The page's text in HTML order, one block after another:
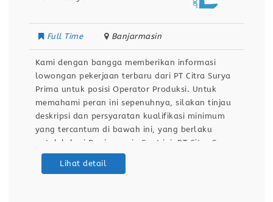
Full Time Banjarmasin
Kami dengan bangga memberikan informasi
lowongan pekerjaan terbaru dari PT Citra Surya
Prima untuk posisi Operator Produksi. Untuk
memahami peran ini sepenuhnya, silakan tinjau
deskripsi dan persyaratan kualifikasi minimum
yang tercantum di bawah ini, yang berlaku
untuk lokasi Banjarmasin.Saat ini, PT Citra Surya
Prima sedang menjalankan program rekrutmen
Lihat detail